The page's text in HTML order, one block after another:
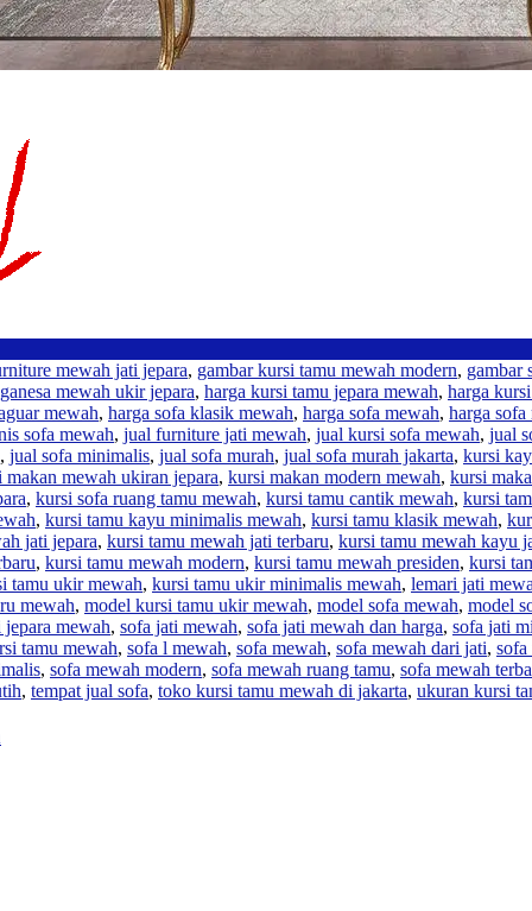
mewah jati jepara, gambar kursi tamu mewah modern, gambar
mewah ukir jepara, harga kursi tamu jepara mewah, harga
mewah, harga sofa klasik mewah, harga sofa mewah, harga
sofa mewah, jual furniture jati mewah, jual kursi sofa mewah, jual
, jual sofa minimalis, jual sofa murah, jual sofa murah jakarta, kursi
makan mewah ukiran jepara, kursi makan modern mewah, kursi
, kursi sofa ruang tamu mewah, kursi tamu cantik mewah, kursi
, kursi tamu kayu minimalis mewah, kursi tamu klasik mewah,
jati jepara, kursi tamu mewah jati terbaru, kursi tamu mewah kayu
, kursi tamu mewah modern, kursi tamu mewah presiden, kursi
tamu ukir mewah, kursi tamu ukir minimalis mewah, lemari jati
mewah, model kursi tamu ukir mewah, model sofa mewah, model
jepara mewah, sofa jati mewah, sofa jati mewah dan harga, sofa jati
tamu mewah, sofa l mewah, sofa mewah, sofa mewah dari jati, sofa
, sofa mewah modern, sofa mewah ruang tamu, sofa mewah
, tempat jual sofa, toko kursi tamu mewah di jakarta, ukuran kursi